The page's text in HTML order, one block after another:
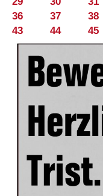
36
37 38
43
44 45